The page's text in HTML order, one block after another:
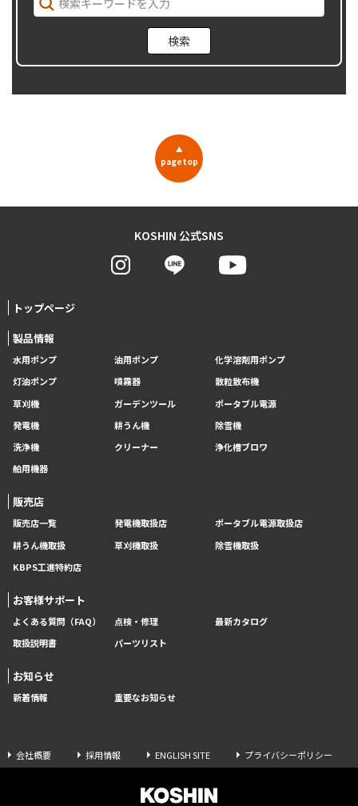
▲
pagetop
KOSHIN 公式SNS
トップページ
製品情報
水用ポンプ 油用ポンプ
化学溶剤用ポンプ
灯油ポンプ
噴霧器
散粒散布機
草刈機
ガーデンツール
ポータブル電源
発電機
耕うん機
除雪機
洗浄機
クリーナー
浄化槽ブロワ
舶用機器
販売店
販売店一覧 発電機取扱店
ポータブル電源取扱店
耕うん機取扱
草刈機取扱
除雪機取扱
KBPS工進特約店
お客様サポート
よくある質問（FAQ） 点検・修理
最新カタログ
取扱説明書
パーツリスト
お知らせ
新着情報 重要なお知らせ
会社概要 採用情報 ENGLISH SITE プライバシーポリシー